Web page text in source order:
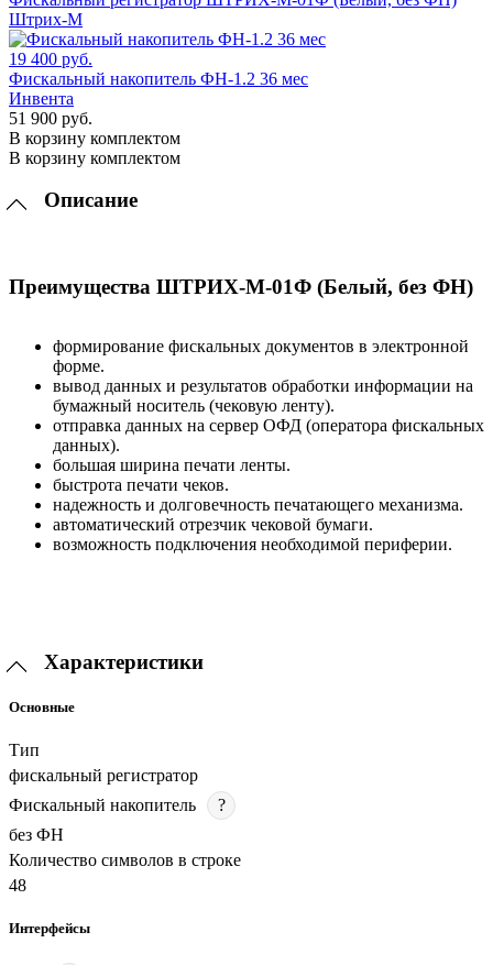
Штрих-М
19 400 руб.
Фискальный накопитель ФН-1.2 36 мес
Инвента
51 900 руб.
В корзину комплектом
В корзину комплектом
Описание
Преимущества ШТРИХ-М-01Ф (Белый, без ФН)
формирование фискальных документов в электронной
форме.
вывод данных и результатов обработки информации на
бумажный носитель (чековую ленту).
отправка данных на сервер ОФД (оператора фискальных
данных).
большая ширина печати ленты.
быстрота печати чеков.
надежность и долговечность печатающего механизма.
автоматический отрезчик чековой бумаги.
возможность подключения необходимой периферии.
Характеристики
Основные
Тип
фискальный регистратор
Фискальный накопитель
?
без ФН
Количество символов в строке
48
Интерфейсы